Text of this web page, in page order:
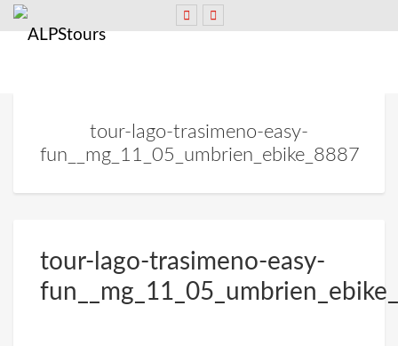
tour-lago-trasimeno-easy-
fun__mg_11_05_umbrien_ebike_8887
tour-lago-trasimeno-easy-